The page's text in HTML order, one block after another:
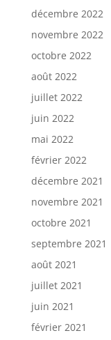
décembre 2022
novembre 2022
octobre 2022
août 2022
juillet 2022
juin 2022
mai 2022
février 2022
décembre 2021
novembre 2021
octobre 2021
septembre 2021
août 2021
juillet 2021
juin 2021
février 2021